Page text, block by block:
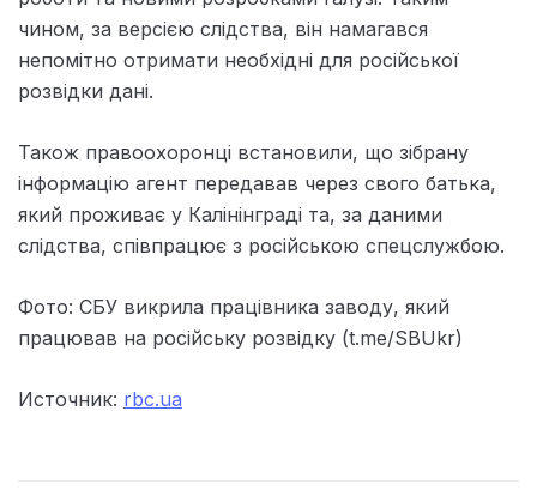
чином, за версією слідства, він намагався
непомітно отримати необхідні для російської
розвідки дані.
Також правоохоронці встановили, що зібрану
інформацію агент передавав через свого батька,
який проживає у Калінінграді та, за даними
слідства, співпрацює з російською спецслужбою.
Фото: СБУ викрила працівника заводу, який
працював на російську розвідку (t.me/SBUkr)
Источник: rbc.ua